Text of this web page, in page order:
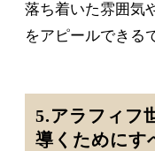
落ち着いた雰囲気
をアピールできる
5.アラフィフ
導くためにす